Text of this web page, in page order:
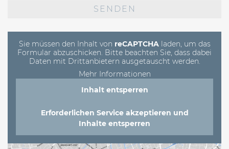
Sie müssen den Inhalt von reCAPTCHAladen, um das
Formular abzuschicken. Bitte beachten Sie, dass dabei
Daten mit Drittanbietern ausgetauscht werden.
Mehr Informationen
Inhalt entsperren
Erforderlichen Service akzeptieren und
Inhalte entsperren